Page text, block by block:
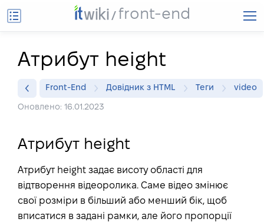
front-end
Атрибут height
Front-End Довідник з HTML Теги video
Оновлено: 16.01.2023
Атрибут height
Атрибут height задає висоту області для
відтворення відеоролика. Саме відео змінює
свої розміри в більший або менший бік, щоб
вписатися в задані рамки, але його пропорції